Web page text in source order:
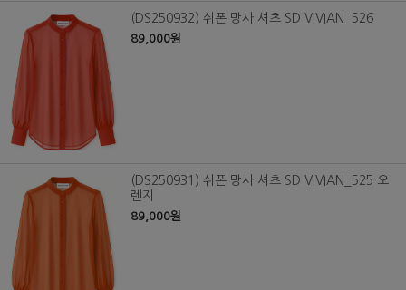
(DS250932) 쉬폰 망사 셔츠 SD VIVIAN_526
89,000원
(DS250931) 쉬폰 망사 셔츠 SD VIVIAN_525 오
렌지
89,000원